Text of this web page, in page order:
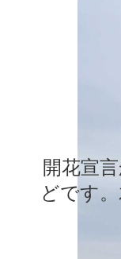
開花宣
どです